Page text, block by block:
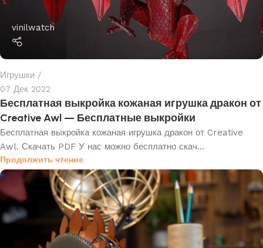
vinilwatch
Игрушки
07 Дек 2022
Бесплатная выкройка кожаная игрушка дракон от
Creative Awl — Бесплатные выкройки
Бесплатная выкройка кожаная игрушка дракон от Creative
Awl. Скачать PDF У нас можно бесплатно скач...
Продолжить чтение